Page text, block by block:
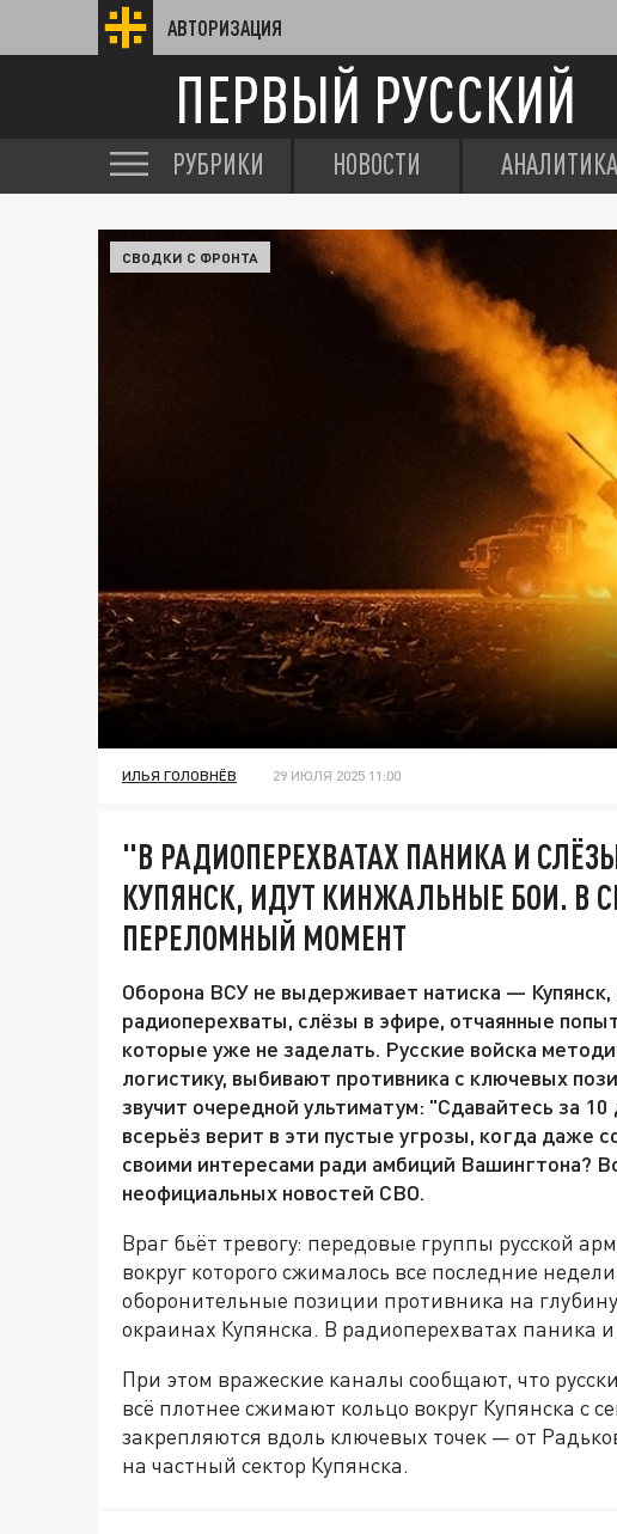
АВТОРИЗАЦИЯ
ПЕРВЫЙ РУССКИЙ
РУБРИКИ НОВОСТИ АНАЛИТИКА
СВОДКИ С ФРОНТА
ИЛЬЯ ГОЛОВНЁВ 29 ИЮЛЯ 2025 11:00
"В РАДИОПЕРЕХВАТАХ ПАНИКА И
КУПЯНСК, ИДУТ КИНЖАЛЬНЫЕ БОИ. В
ПЕРЕЛОМНЫЙ МОМЕНТ
Оборона ВСУ не выдерживает натиска —
радиоперехваты, слёзы в эфире, отчаянные
которые уже не заделать. Русские войска
логистику, выбивают противника с ключевых
звучит очередной ультиматум: "Сдавайтесь за
всерьёз верит в эти пустые угрозы, когда
своими интересами ради амбиций Вашингтона?
неофициальных новостей СВО.
Враг бьёт тревогу: передовые группы русской
вокруг которого сжималось все последние
оборонительные позиции противника на
окраинах Купянска. В радиоперехватах паника и
При этом вражеские каналы сообщают, что
всё плотнее сжимают кольцо вокруг Купянска с
закрепляются вдоль ключевых точек — от
на частный сектор Купянска.